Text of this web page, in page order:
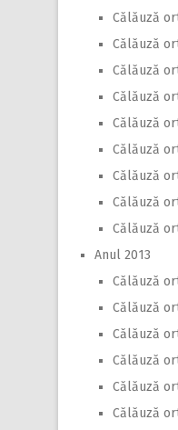
Călăuză
Călăuză
Călăuză
Călăuză
Călăuză
Călăuză
Călăuză
Călăuză
Călăuză
Anul 2013
Călăuză
Călăuză
Călăuză
Călăuză
Călăuză
Călăuză